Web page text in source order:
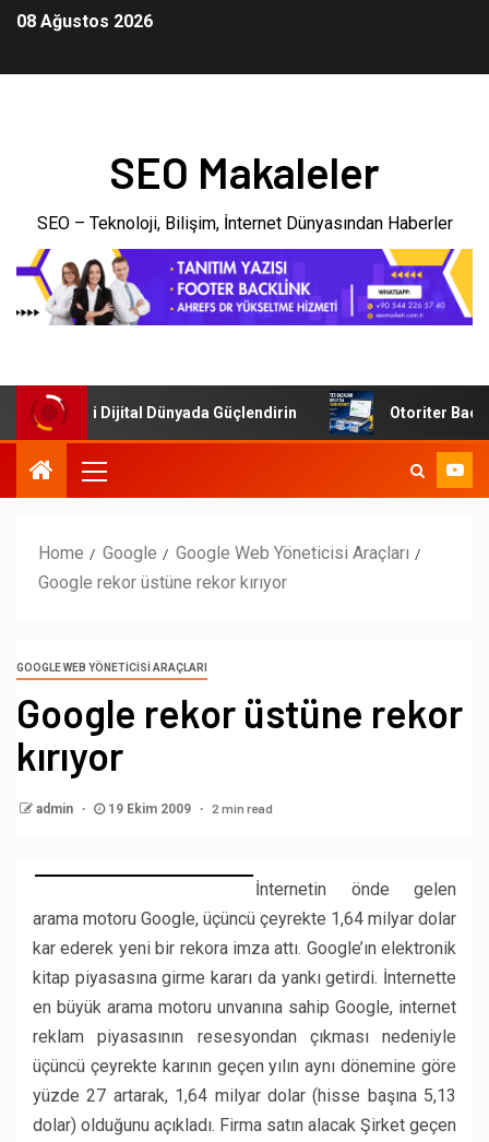
08 Ağustos 2026
SEO Makaleler
SEO – Teknoloji, Bilişim, İnternet Dünyasından Haberler
Dijital Dünyada Güçlendirin Otoriter Backlink
Home Google
Google Web Yöneticisi Araçları
Google rekor üstüne rekor kırıyor
GOOGLE WEB YÖNETICISI ARAÇLARI
Google rekor üstüne rekor
kırıyor
admin 19 Ekim 2009 2 min read
İnternetin önde gelen
arama motoru Google, üçüncü çeyrekte 1,64 milyar dolar
kar ederek yeni bir rekora imza attı. Google’ın elektronik
kitap piyasasına girme kararı da yankı getirdi. İnternette
en büyük arama motoru unvanına sahip Google, internet
reklam piyasasının resesyondan çıkması nedeniyle
üçüncü çeyrekte karının geçen yılın aynı dönemine göre
yüzde 27 artarak, 1,64 milyar dolar (hisse başına 5,13
dolar) olduğunu açıkladı. Firma satın alacak Şirket geçen